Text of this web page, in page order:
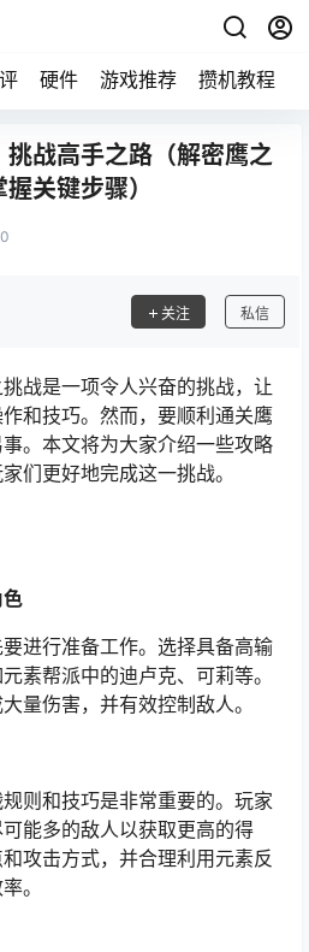
硬件 游戏推荐 攒机教程
战高手之路（解密鹰之
关键步骤）
0
关注 私信
战是一项令人兴奋的挑战，让
和技巧。然而，要顺利通关鹰
。本文将为大家介绍一些攻略
们更好地完成这一挑战。
进行准备工作。选择具备高输
素帮派中的迪卢克、可莉等。
量伤害，并有效控制敌人。
则和技巧是非常重要的。玩家
能多的敌人以获取更高的得
攻击方式，并合理利用元素反
。